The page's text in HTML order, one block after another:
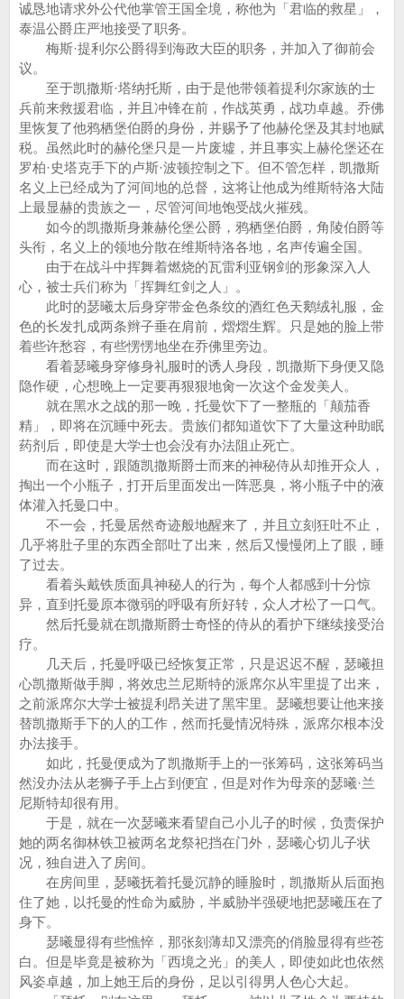
诚恳地请求外公代他掌管王国全境，称他为「君临的救星」，
泰温公爵庄严地接受了职务。
梅斯·提利尔公爵得到海政大臣的职务，并加入了御前会
议。
至于凯撒斯·塔纳托斯，由于是他带领着提利尔家族的士
兵前来救援君临，并且冲锋在前，作战英勇，战功卓越。乔佛
里恢复了他鸦栖堡伯爵的身份，并赐予了他赫伦堡及其封地赋
税。虽然此时的赫伦堡只是一片废墟，并且事实上赫伦堡还在
罗柏·史塔克手下的卢斯·波顿控制之下。但不管怎样，凯撒斯
名义上已经成为了河间地的总督，这将让他成为维斯特洛大陆
上最显赫的贵族之一，尽管河间地饱受战火摧残。
如今的凯撒斯身兼赫伦堡公爵，鸦栖堡伯爵，角陵伯爵等
头衔，名义上的领地分散在维斯特洛各地，名声传遍全国。
由于在战斗中挥舞着燃烧的瓦雷利亚钢剑的形象深入人
心，被士兵们称为「挥舞红剑之人」。
此时的瑟曦太后身穿带金色条纹的酒红色天鹅绒礼服，金
色的长发扎成两条辫子垂在肩前，熠熠生辉。只是她的脸上带
着些许愁容，有些愣愣地坐在乔佛里旁边。
看着瑟曦身穿修身礼服时的诱人身段，凯撒斯下身便又隐
隐作硬，心想晚上一定要再狠狠地肏一次这个金发美人。
就在黑水之战的那一晚，托曼饮下了一整瓶的「颠茄香
精」，即将在沉睡中死去。贵族们都知道饮下了大量这种助眠
药剂后，即使是大学士也会没有办法阻止死亡。
而在这时，跟随凯撒斯爵士而来的神秘侍从却推开众人，
掏出一个小瓶子，打开后里面发出一阵恶臭，将小瓶子中的液
体灌入托曼口中。
不一会，托曼居然奇迹般地醒来了，并且立刻狂吐不止，
几乎将肚子里的东西全部吐了出来，然后又慢慢闭上了眼，睡
了过去。
看着头戴铁质面具神秘人的行为，每个人都感到十分惊
异，直到托曼原本微弱的呼吸有所好转，众人才松了一口气。
然后托曼就在凯撒斯爵士奇怪的侍从的看护下继续接受治
疗。
几天后，托曼呼吸已经恢复正常，只是迟迟不醒，瑟曦担
心凯撒斯做手脚，将效忠兰尼斯特的派席尔从牢里提了出来，
之前派席尔大学士被提利昂关进了黑牢里。瑟曦想要让他来接
替凯撒斯手下的人的工作，然而托曼情况特殊，派席尔根本没
办法接手。
如此，托曼便成为了凯撒斯手上的一张筹码，这张筹码当
然没办法从老狮子手上占到便宜，但是对作为母亲的瑟曦·兰
尼斯特却很有用。
于是，就在一次瑟曦来看望自己小儿子的时候，负责保护
她的两名御林铁卫被两名龙祭祀挡在门外，瑟曦心切儿子状
况，独自进入了房间。
在房间里，瑟曦抚着托曼沉静的睡脸时，凯撒斯从后面抱
住了她，以托曼的性命为威胁，半威胁半强硬地把瑟曦压在了
身下。
瑟曦显得有些憔悴，那张刻薄却又漂亮的俏脸显得有些苍
白。但是毕竟是被称为「西境之光」的美人，即使如此也依然
风姿卓越，加上她王后的身份，足以引得男人色心大起。